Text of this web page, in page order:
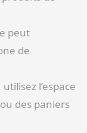
peut
de
l’espace
des paniers